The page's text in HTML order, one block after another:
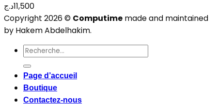
11,500د.ج
Copyright 2026 © Computime made and maintained
by Hakem Abdelhakim.
Recherche
pour :
Page d’accueil
Boutique
Contactez-nous